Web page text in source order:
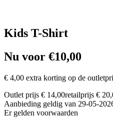
Kids T-Shirt
Nu voor €10,00
€ 4,00 extra korting op de
Outlet prijs € 14,00retailprijs €
Aanbieding geldig van 29-05-
Er gelden voorwaarden